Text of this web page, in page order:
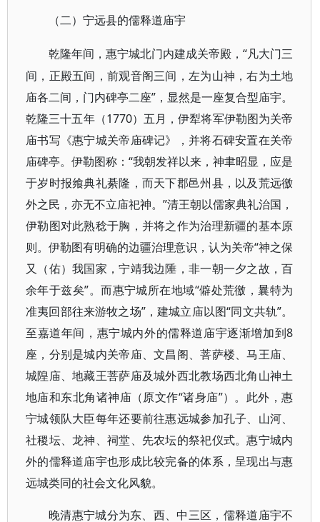
（二）宁远县的儒释道庙宇
乾隆年间，惠宁城北门内建成关帝殿，“凡大门三
间，正殿五间，前观音阁三间，左为山神，右为土地
庙各二间，门内碑亭二座”，显然是一座复合型庙宇。
乾隆三十五年（1770）五月，伊犁将军伊勒图为关帝
庙书写《惠宁城关帝庙碑记》，并将石碑安置在关帝
庙碑亭。伊勒图称：“我朝发祥以来，神聿昭显，应是
于岁时报飨典礼綦隆，而天下郡邑州县，以及荒远徼
外之民，亦无不立庙祀神。”清王朝以儒家典礼治国，
伊勒图对此熟稔于胸，并将之作为治理新疆的基本原
则。伊勒图有明确的边疆治理意识，认为关帝“神之保
又（佑）我国家，宁靖我边陲，非一朝一夕之故，百
余年于兹矣”。而惠宁城所在地域“僻处荒徼，曩特为
准夷回部往来游牧之场”，建城立庙以图“同文共轨”。
至嘉道年间，惠宁城内外的儒释道庙宇逐渐增加到8
座，分别是城内关帝庙、文昌阁、菩萨楼、马王庙、
城隍庙、地藏王菩萨庙及城外西北教场西北角山神土
地庙和东北角诸神庙（原文作“诸身庙”）。此外，惠
宁城领队大臣每年还要前往惠远城参加孔子、山河、
社稷坛、龙神、祠堂、先农坛的祭祀仪式。惠宁城内
外的儒释道庙宇也形成比较完备的体系，呈现出与惠
远城类同的社会文化风貌。
晚清惠宁城分为东、西、中三区，儒释道庙宇不